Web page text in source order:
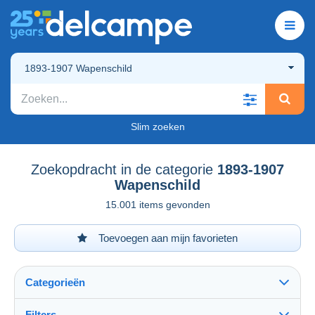
1893-1907 Wapenschild
Slim zoeken
Zoekopdracht in de categorie 1893-1907
Wapenschild
15.001 items gevonden
Toevoegen aan mijn favorieten
Categorieën